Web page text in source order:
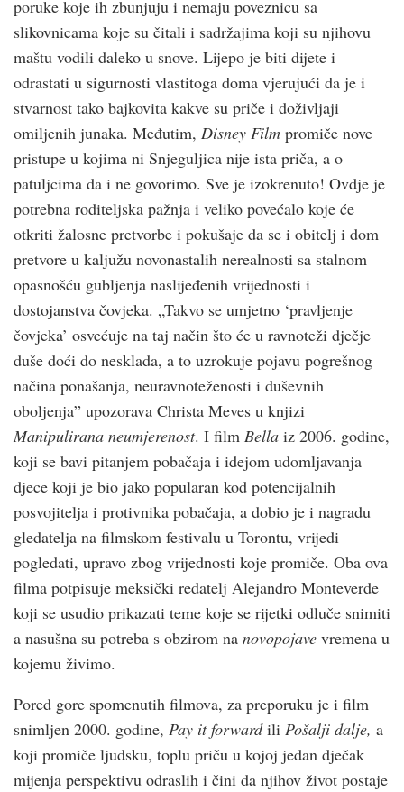
poruke koje ih zbunjuju i nemaju poveznicu sa
slikovnicama koje su čitali i sadržajima koji su njihovu
maštu vodili daleko u snove. Lijepo je biti dijete i
odrastati u sigurnosti vlastitoga doma vjerujući da je i
stvarnost tako bajkovita kakve su priče i doživljaji
omiljenih junaka. Međutim, Disney Film promiče nove
pristupe u kojima ni Snjeguljica nije ista priča, a o
patuljcima da i ne govorimo. Sve je izokrenuto! Ovdje je
potrebna roditeljska pažnja i veliko povećalo koje će
otkriti žalosne pretvorbe i pokušaje da se i obitelj i dom
pretvore u kaljužu novonastalih nerealnosti sa stalnom
opasnošću gubljenja naslijeđenih vrijednosti i
dostojanstva čovjeka. „Takvo se umjetno ‘pravljenje
čovjeka’ osvećuje na taj način što će u ravnoteži dječje
duše doći do nesklada, a to uzrokuje pojavu pogrešnog
načina ponašanja, neuravnoteženosti i duševnih
oboljenja” upozorava Christa Meves u knjizi
Manipulirana neumjerenost. I film Bella iz 2006. godine,
koji se bavi pitanjem pobačaja i idejom udomljavanja
djece koji je bio jako popularan kod potencijalnih
posvojitelja i protivnika pobačaja, a dobio je i nagradu
gledatelja na filmskom festivalu u Torontu, vrijedi
pogledati, upravo zbog vrijednosti koje promiče. Oba ova
filma potpisuje meksički redatelj Alejandro Monteverde
koji se usudio prikazati teme koje se rijetki odluče snimiti
a nasušna su potreba s obzirom na novopojave vremena u
kojemu živimo.
Pored gore spomenutih filmova, za preporuku je i film
snimljen 2000. godine, Pay it forwardili Pošalji dalje, a
koji promiče ljudsku, toplu priču u kojoj jedan dječak
mijenja perspektivu odraslih i čini da njihov život postaje